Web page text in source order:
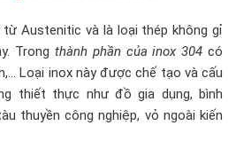
Austenitic và là loại thép không gỉ
Trong thành phần của inox 304có
Loại inox này được chế tạo và cấu
thiết thực như đồ gia dụng, bình
thuyền công nghiệp, vỏ ngoài kiến